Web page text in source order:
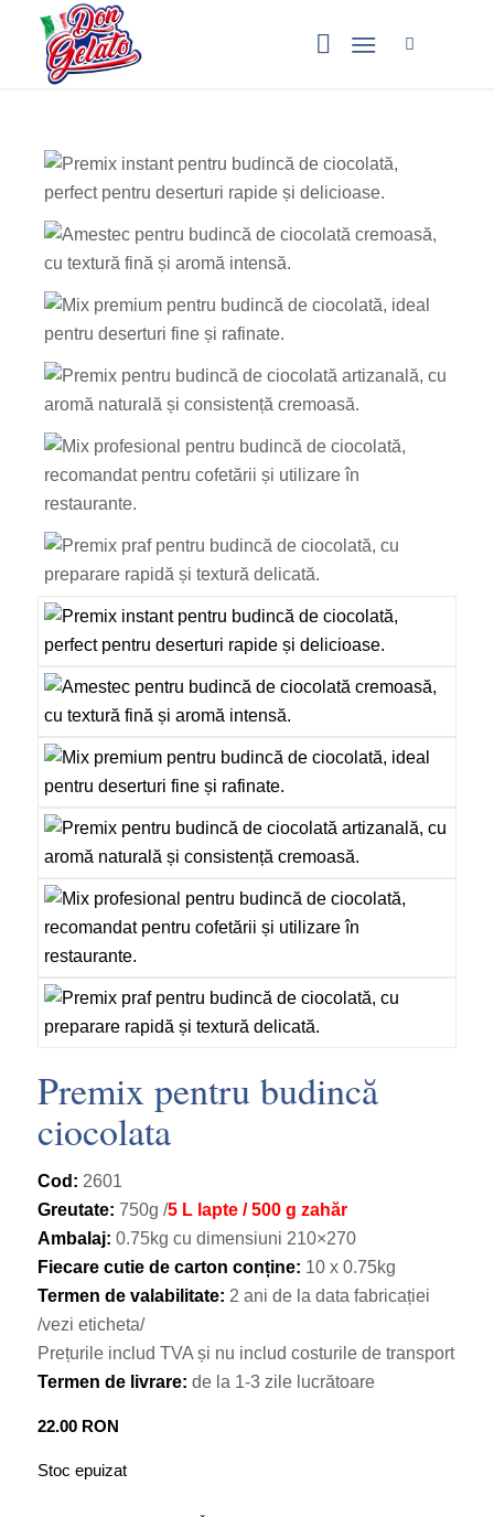
Premix pentru budincă
ciocolata
Cod: 2601
Greutate: 750g /5 L lapte / 500 g zahăr
Ambalaj: 0.75kg cu dimensiuni 210×270
Fiecare cutie de carton conține: 10 x 0.75kg
Termen de valabilitate: 2 ani de la data fabricației
/vezi eticheta/
Prețurile includ TVA și nu includ costurile de transport
Termen de livrare: de la 1-3 zile lucrătoare
22.00 RON
Stoc epuizat